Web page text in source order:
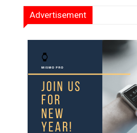
Advertisement